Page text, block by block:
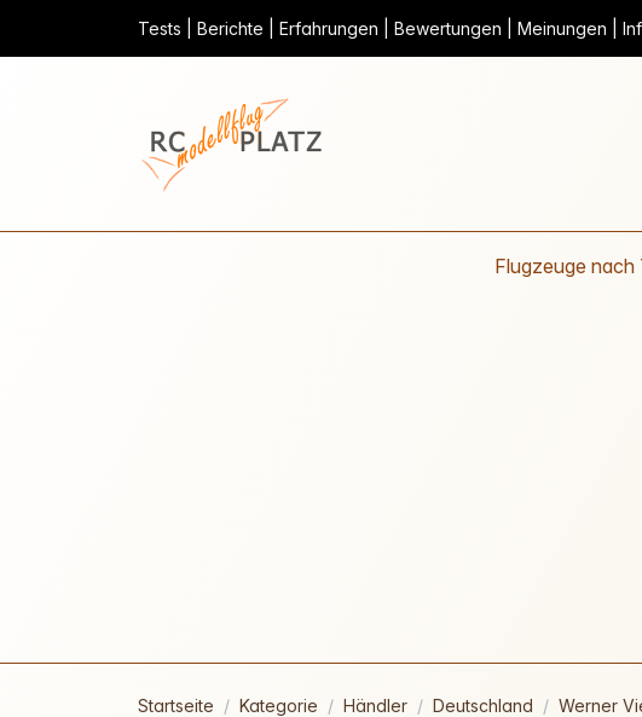
Tests | Berichte | Erfahrungen | Bewertungen | Meinungen |
Flugzeuge nach
Startseite Kategorie Händler Deutschland Werner